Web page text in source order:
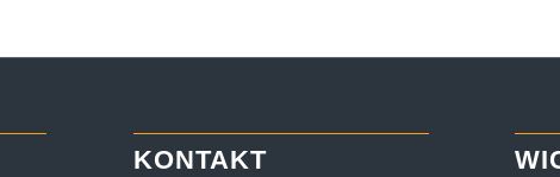
KONTAKT